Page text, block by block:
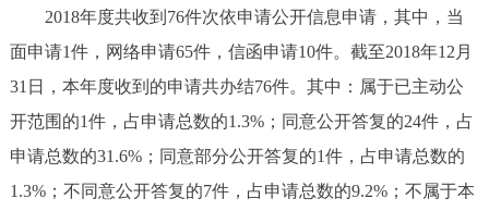
2018年度共收到76件次依申请公开信息申请，其中，当
面申请1件，网络申请65件，信函申请10件。截至2018年12月
31日，本年度收到的申请共办结76件。其中：属于已主动公
开范围的1件，占申请总数的1.3%；同意公开答复的24件，占
申请总数的31.6%；同意部分公开答复的1件，占申请总数的
1.3%；不同意公开答复的7件，占申请总数的9.2%；不属于本